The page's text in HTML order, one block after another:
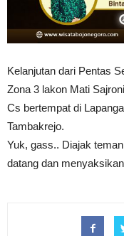
Kelanjutan dari Pentas
Zona 3 lakon Mati
Cs bertempat di
Tambakrejo.
Yuk, gass.. Diajak
datang dan